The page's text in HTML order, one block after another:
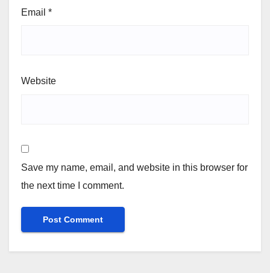
Email *
Website
Save my name, email, and website in this browser for
the next time I comment.